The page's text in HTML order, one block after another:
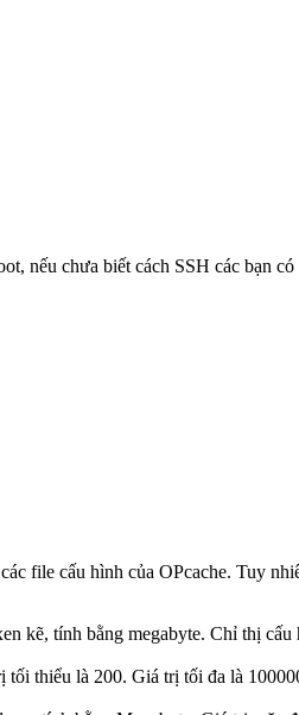
nếu chưa biết cách SSH các bạn
file cấu hình của OPcache. Tuy
kẽ, tính bằng megabyte. Chỉ thị
thiểu là 200. Giá trị tối đa là